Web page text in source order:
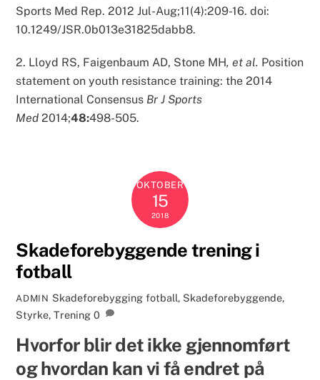
Sports Med Rep. 2012 Jul-Aug;11(4):209-16. doi:
10.1249/JSR.0b013e31825dabb8.
2. Lloyd RS, Faigenbaum AD, Stone MH, et al. Position
statement on youth resistance training: the 2014
International Consensus Br J Sports
Med2014;48:498-505.
OKTOBER
15
2018
Skadeforebyggende trening i
fotball
ADMIN Skadeforebygging fotball, Skadeforebyggende,
Styrke,Trening 0
Hvorfor blir det ikke gjennomført
og hvordan kan vi få endret på